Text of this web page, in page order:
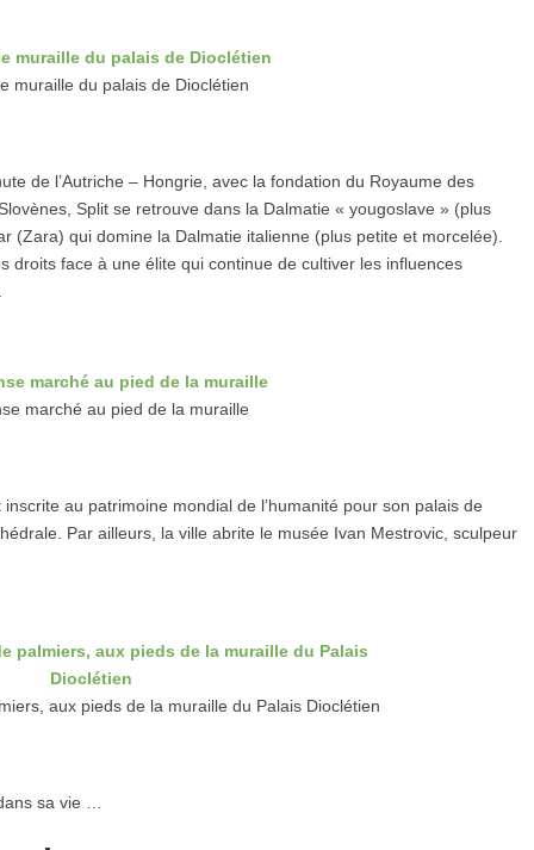
muraille du palais de Dioclétien
de l’Autriche – Hongrie, avec la fondation du Royaume des
Split se retrouve dans la Dalmatie « yougoslave » (plus
(Zara) qui domine la Dalmatie italienne (plus petite et morcelée).
droits face à une élite qui continue de cultiver les influences
marché au pied de la muraille
inscrite au patrimoine mondial de l’humanité pour son palais de
Par ailleurs, la ville abrite le musée Ivan Mestrovic, sculpeur
aux pieds de la muraille du Palais Dioclétien
sa vie …